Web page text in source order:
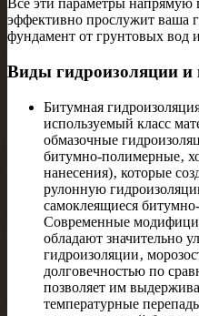
Все эти параметры напрямую
эффективно прослужит ваша
фундамент от грунтовых вод
Виды гидроизоляции и
Битумная
используемый класс
обмазочные
битумно-полимерные‚
нанесения)‚ которые
рулонную
самоклеящиеся
Современные
обладают значительно
гидроизоляции‚
долговечностью по
позволяет им
температурные